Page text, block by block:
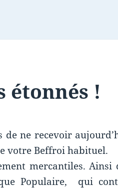
étonnés !
de ne recevoir
votre Beffroi habituel.
mercantiles. Ainsi
Populaire, qui